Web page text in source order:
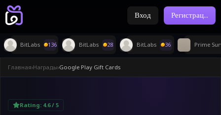
Вход Регистрац...
BitLabs 136 BitLabs 28 BitLabs 36 Prime
Главная›Награды›Google Play Gift Cards
Rating: 4.6/ 5